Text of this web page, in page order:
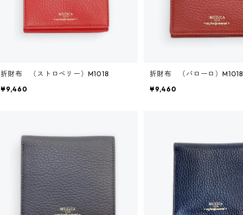
折財布 （ストロベリー）M1018
¥9,460
折財布 （バローロ）M1018
¥9,460